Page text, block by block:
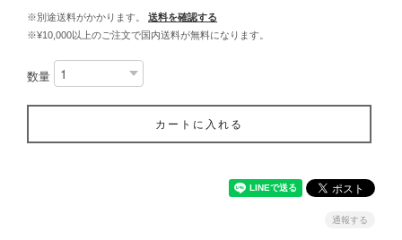
※別途送料がかかります。
送料を確認する
※¥10,000以上のご注文で国内送料が無料になります。
数量
カートに入れる
通報する